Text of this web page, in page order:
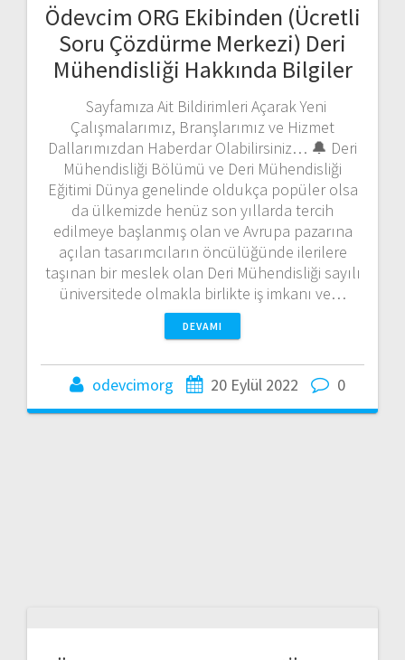
Ödevcim ORG Ekibinden (Ücretli
Soru Çözdürme Merkezi) Deri
Mühendisliği Hakkında Bilgiler
Sayfamıza Ait Bildirimleri Açarak Yeni
Çalışmalarımız, Branşlarımız ve Hizmet
Dallarımızdan Haberdar Olabilirsiniz… 🔔 Deri
Mühendisliği Bölümü ve Deri Mühendisliği
Eğitimi Dünya genelinde oldukça popüler olsa
da ülkemizde henüz son yıllarda tercih
edilmeye başlanmış olan ve Avrupa pazarına
açılan tasarımcıların öncülüğünde ilerilere
taşınan bir meslek olan Deri Mühendisliği sayılı
üniversitede olmakla birlikte iş imkanı ve…
DEVAMI
odevcimorg 20 Eylül 2022 0